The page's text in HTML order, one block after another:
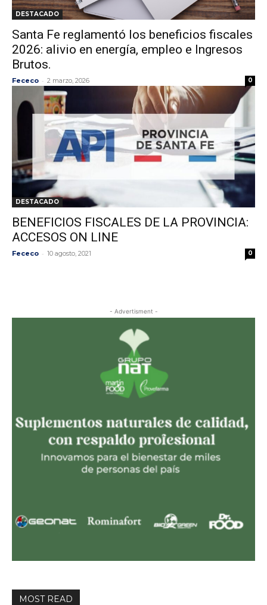
DESTACADO
Santa Fe reglamentó los beneficios fiscales
2026: alivio en energía, empleo e Ingresos
Brutos.
Fececo - 2 marzo, 2026 0
DESTACADO
BENEFICIOS FISCALES DE LA PROVINCIA:
ACCESOS ON LINE
Fececo - 10 agosto, 2021 0
- Advertisment -
MOST READ